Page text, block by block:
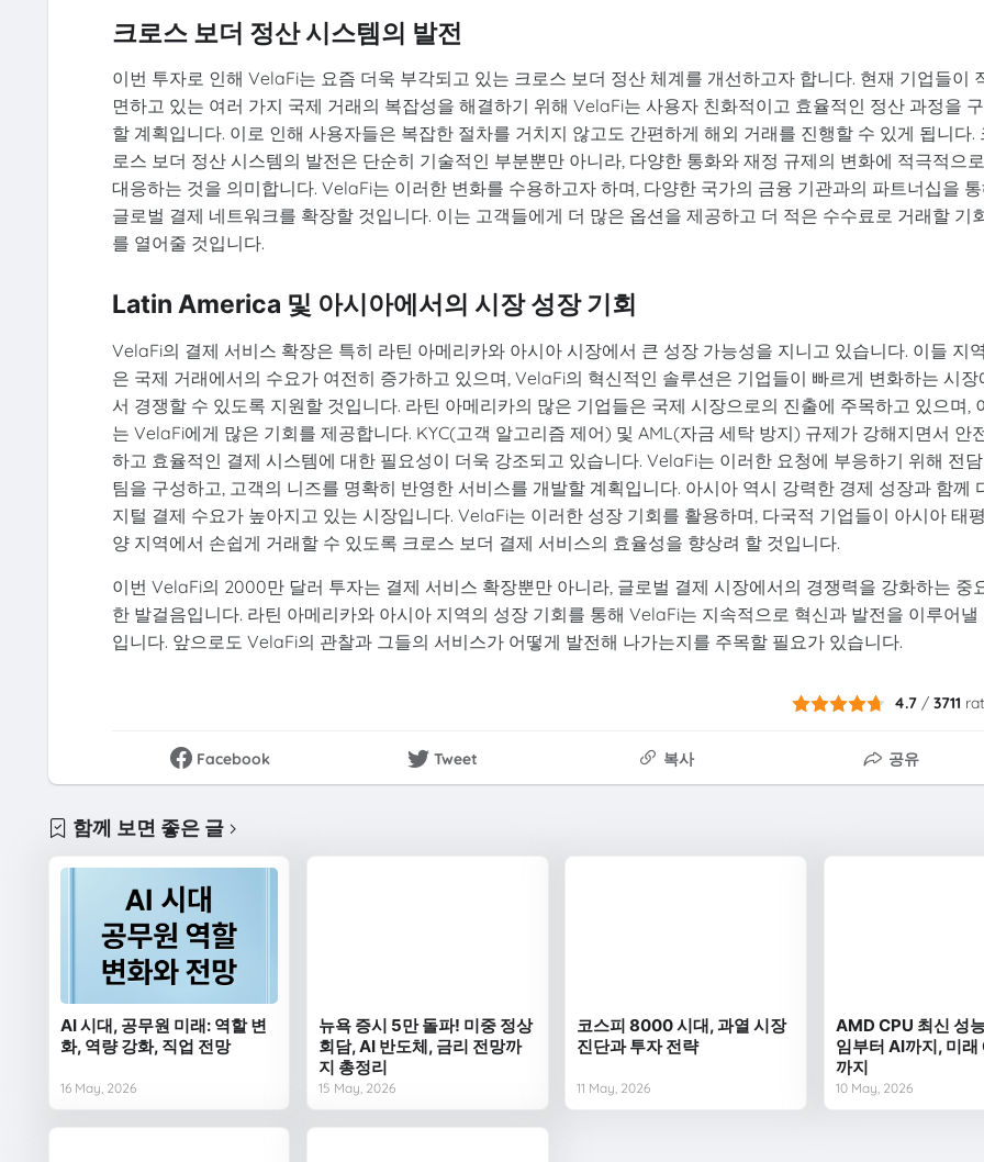
크로스 보더 정산 시스템의 발전
이번 투자로 인해 VelaFi는 요즘 더욱 부각되고 있는 크로스 보더 정산 체계를 개선하고자 합니다. 현재 기업들이
면하고 있는 여러 가지 국제 거래의 복잡성을 해결하기 위해 VelaFi는 사용자 친화적이고 효율적인 정산 과정을
할 계획입니다. 이로 인해 사용자들은 복잡한 절차를 거치지 않고도 간편하게 해외 거래를 진행할 수 있게 됩니다.
로스 보더 정산 시스템의 발전은 단순히 기술적인 부분뿐만 아니라, 다양한 통화와 재정 규제의 변화에 적극적으로
대응하는 것을 의미합니다. VelaFi는 이러한 변화를 수용하고자 하며, 다양한 국가의 금융 기관과의 파트너십을 통
글로벌 결제 네트워크를 확장할 것입니다. 이는 고객들에게 더 많은 옵션을 제공하고 더 적은 수수료로 거래할 기
를 열어줄 것입니다.
Latin America 및 아시아에서의 시장 성장 기회
VelaFi의 결제 서비스 확장은 특히 라틴 아메리카와 아시아 시장에서 큰 성장 가능성을 지니고 있습니다. 이들 지역
은 국제 거래에서의 수요가 여전히 증가하고 있으며, VelaFi의 혁신적인 솔루션은 기업들이 빠르게 변화하는 시장
서 경쟁할 수 있도록 지원할 것입니다. 라틴 아메리카의 많은 기업들은 국제 시장으로의 진출에 주목하고 있으며,
는 VelaFi에게 많은 기회를 제공합니다. KYC(고객 알고리즘 제어) 및 AML(자금 세탁 방지) 규제가 강해지면서 안
하고 효율적인 결제 시스템에 대한 필요성이 더욱 강조되고 있습니다. VelaFi는 이러한 요청에 부응하기 위해 전담
팀을 구성하고, 고객의 니즈를 명확히 반영한 서비스를 개발할 계획입니다. 아시아 역시 강력한 경제 성장과 함께
지털 결제 수요가 높아지고 있는 시장입니다. VelaFi는 이러한 성장 기회를 활용하며, 다국적 기업들이 아시아 태평
양 지역에서 손쉽게 거래할 수 있도록 크로스 보더 결제 서비스의 효율성을 향상려 할 것입니다.
이번 VelaFi의 2000만 달러 투자는 결제 서비스 확장뿐만 아니라, 글로벌 결제 시장에서의 경쟁력을 강화하는 중
한 발걸음입니다. 라틴 아메리카와 아시아 지역의 성장 기회를 통해 VelaFi는 지속적으로 혁신과 발전을 이루어낼
입니다. 앞으로도 VelaFi의 관찰과 그들의 서비스가 어떻게 발전해 나가는지를 주목할 필요가 있습니다.
4.7 /3711
Facebook Tweet 복사 공유
함께 보면 좋은 글
AI 시대, 공무원 미래: 역할 변
화, 역량 강화, 직업 전망
16 May, 2026
뉴욕 증시 5만 돌파! 미중 정상
회담, AI 반도체, 금리 전망까
지 총정리
15 May, 2026
코스피 8000 시대, 과열 시장
진단과 투자 전략
11 May, 2026
AMD CPU 최신 성
임부터 AI까지, 미래
까지
10 May, 2026